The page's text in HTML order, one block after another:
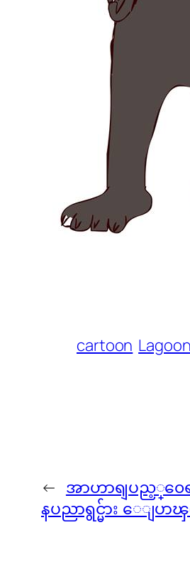
cartoon
← အာဟာရျပည့္၀ေ
နပညာရွင္မ်ား ေျပာ